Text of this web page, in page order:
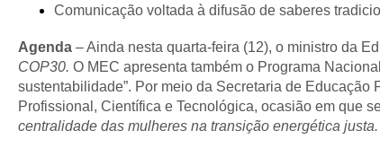
Comunicação voltada à difusão de saberes
Agenda – Ainda nesta quarta-feira (12), o ministro da
COP30. O MEC apresenta também o Programa
sustentabilidade”. Por meio da Secretaria de
Profissional, Científica e Tecnológica, ocasião em que
centralidade das mulheres na transição energética justa.